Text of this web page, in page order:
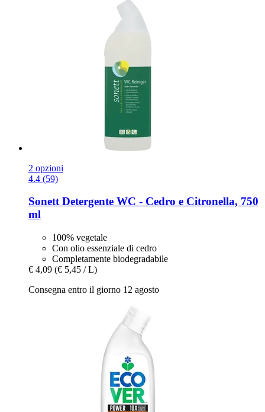
2 opzioni
4.4 (59)
SonettDetergente WC -​ Cedro e Citronella, 750
ml
100% vegetale
Con olio essenziale di cedro
Completamente biodegradabile
€ 4,09 (€ 5,45 / L)
Consegna entro il giorno 12 agosto